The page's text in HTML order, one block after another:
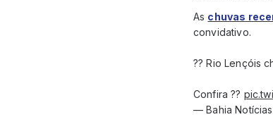
As chuvas
convidativo.
?? Rio Lençóis
Confira ??
— Bahia